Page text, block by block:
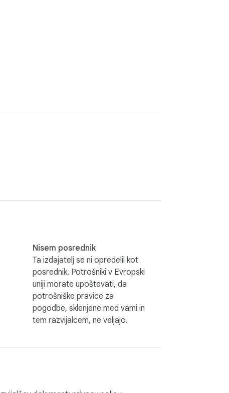
extension does not contain any hidden
Nisem posrednik
Ta izdajatelj se ni opredelil kot
posrednik. Potrošniki v Evropski
uniji morate upoštevati, da
potrošniške pravice za
pogodbe, sklenjene med vami in
tem razvijalcem, ne veljajo.